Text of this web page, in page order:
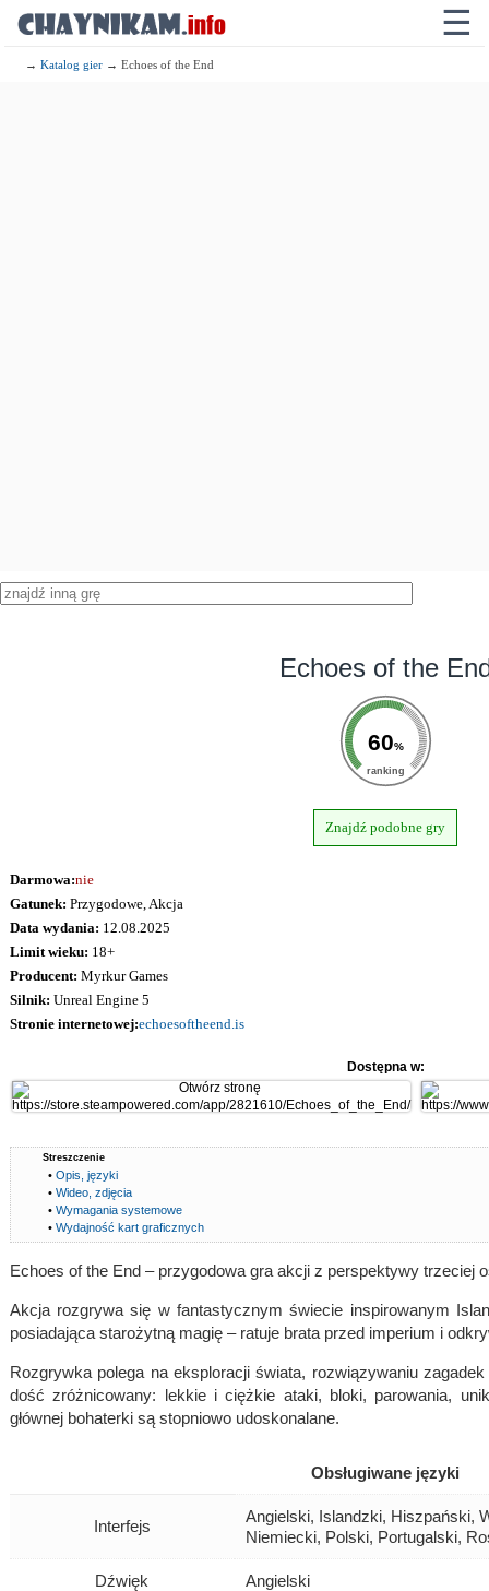
☰
→Katalog gier → Echoes of the End
Echoes of the
60%
ranking
Znajdź podobne gry
Darmowa:nie
Gatunek: Przygodowe, Akcja
Data wydania: 12.08.2025
Limit wieku: 18+
Producent: Myrkur Games
Silnik: Unreal Engine 5
Stronie internetowej:echoesoftheend.is
Dostępna w:
Streszczenie
•Opis, języki
•Wideo, zdjęcia
•Wymagania systemowe
•Wydajność kart graficznych
Echoes of the End – przygodowa gra akcji z perspektywy trzeciej
Akcja rozgrywa się w fantastycznym świecie inspirowanym
posiadająca starożytną magię – ratuje brata przed imperium i
Rozgrywka polega na eksploracji świata, rozwiązywaniu
dość zróżnicowany: lekkie i ciężkie ataki, bloki, parowania,
głównej bohaterki są stopniowo udoskonalane.
Obsługiwane języki
Interfejs
Angielski, Islandzki, Hiszpański,
Niemiecki, Polski, Portugalski,
Dźwięk Angielski